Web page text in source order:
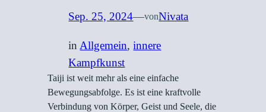
Sep. 25, 2024—vonNivata
in Allgemein, innere
Kampfkunst
Taiji ist weit mehr als eine einfache
Bewegungsabfolge. Es ist eine kraftvolle
Verbindung von Körper, Geist und Seele, die